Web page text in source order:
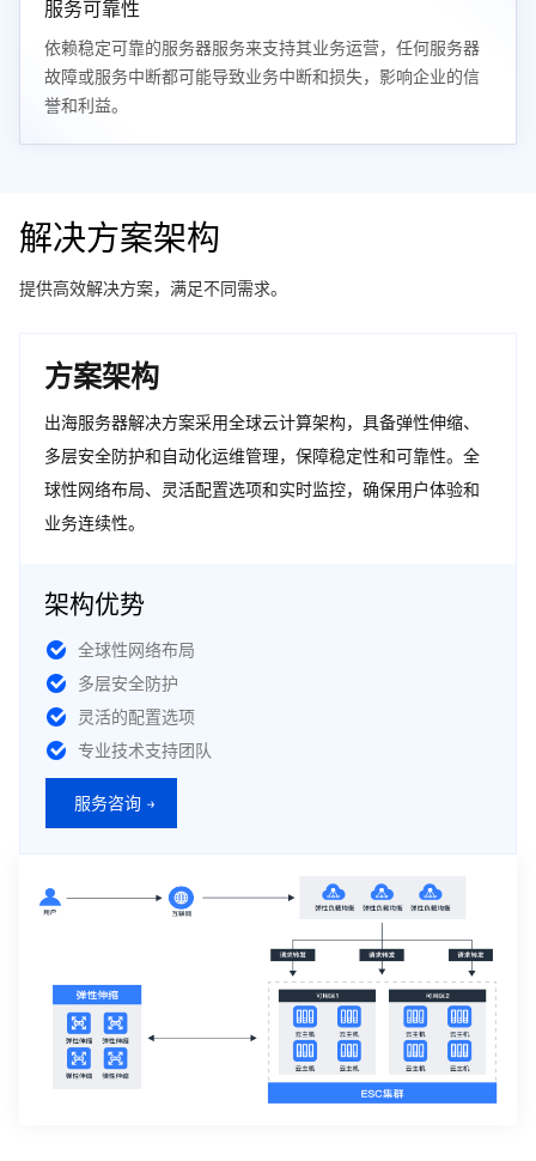
服务可靠性
依赖稳定可靠的服务器服务来支持其业务运营，任何服务器
故障或服务中断都可能导致业务中断和损失，影响企业的信
誉和利益。
解决方案架构
提供高效解决方案，满足不同需求。
方案架构
出海服务器解决方案采用全球云计算架构，具备弹性伸缩、
多层安全防护和自动化运维管理，保障稳定性和可靠性。全
球性网络布局、灵活配置选项和实时监控，确保用户体验和
业务连续性。
架构优势
全球性网络布局
多层安全防护
灵活的配置选项
专业技术支持团队
服务咨询 →